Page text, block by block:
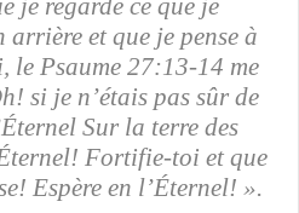
je regarde ce que je
arrière et que je pense à
le Psaume 27:13-14 me
si je n’étais pas sûr de
Sur la terre des
Fortifie-toi et que
Espère en l’Éternel! ».